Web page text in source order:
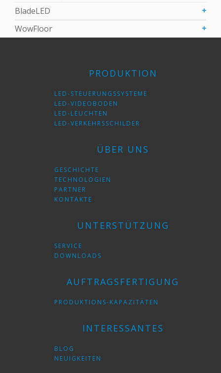
BladeLED
WowFloor
PRODUKTION
LED-STEUERUNGSSYSTEME
LED-VIDEOBODEN
LED-LEUCHTEN
LED-VERKEHRSSCHILDER
ÜBER UNS
GESCHICHTE
TECHNOLOGIEN
PARTNER
KONTAKTE
UNTERSTÜTZUNG
SERVICE
DOWNLOADS
AUFTRAGSFERTIGUNG
PRODUKTIONS-KAPAZITÄTEN
INTERESSANTES
BLOG
NEUIGKEITEN